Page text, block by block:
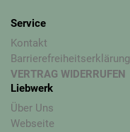
Service
Kontakt
Barrierefreiheitserklärung
VERTRAG WIDERRUFEN
Liebwerk
Über Uns
Webseite